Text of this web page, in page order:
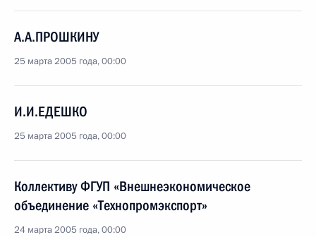
А.А.ПРОШКИНУ
25 марта 2005 года, 00:00
И.И.ЕДЕШКО
25 марта 2005 года, 00:00
Коллективу ФГУП «Внешнеэкономическое
объединение «Технопромэкспорт»
24 марта 2005 года, 00:00